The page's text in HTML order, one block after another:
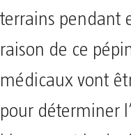
terrains pendant
raison de ce
médicaux vont
pour déterminer